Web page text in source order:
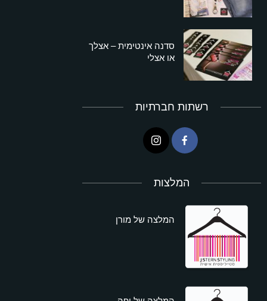
סדנה אינטימית – אצלך
או אצלי
רשתות חברתיות
המלצות
המלצה של מורן